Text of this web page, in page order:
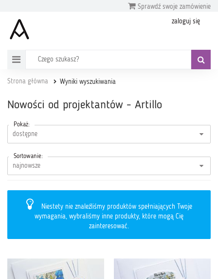
Sprawdź swoje zamówienie
zaloguj się
Strona główna Wyniki wyszukiwania
Nowości od projektantów - Artillo
Pokaż:
Sortowanie:
Niestety nie znaleźliśmy produktów spełniających Twoje
wymagania, wybraliśmy inne produkty, które mogą Cię
zainteresować.